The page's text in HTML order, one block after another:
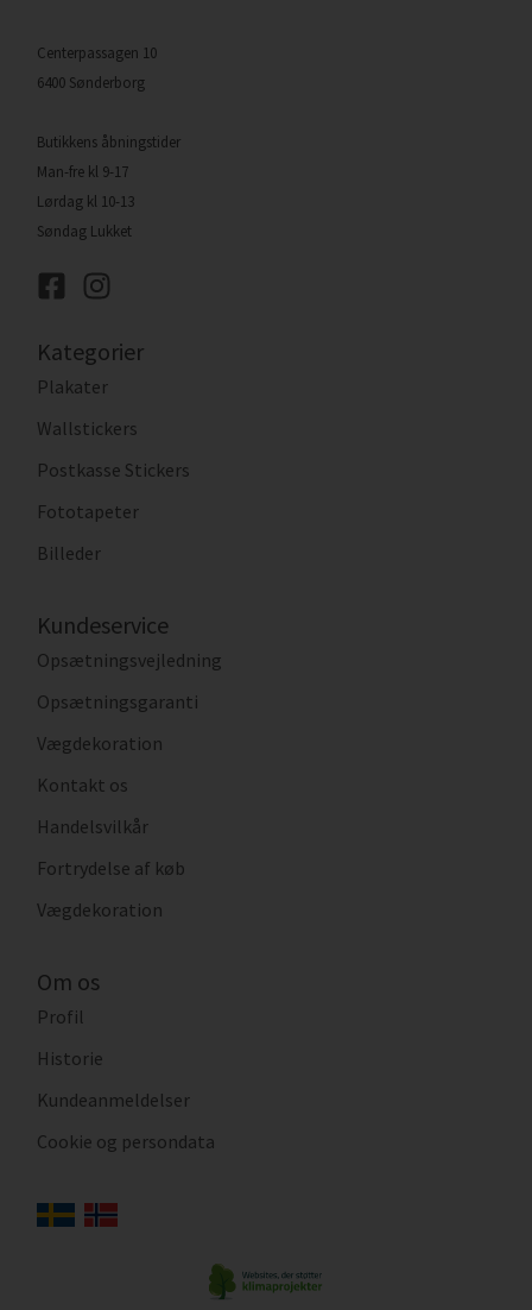
Centerpassagen 10
6400 Sønderborg
Butikkens åbningstider
Man-fre kl 9-17
Lørdag kl 10-13
Søndag Lukket
Kategorier
Plakater
Wallstickers
Postkasse Stickers
Fototapeter
Billeder
Kundeservice
Opsætningsvejledning
Opsætningsgaranti
Vægdekoration
Kontakt os
Handelsvilkår
Fortrydelse af køb
Vægdekoration
Om os
Profil
Historie
Kundeanmeldelser
Cookie og persondata